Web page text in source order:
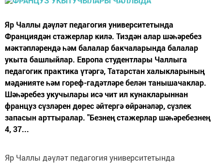
Яр Чаллы дәүләт педагогия университетында
Франциядән стажерлар килә. Тиздән алар шәһәребез
мәктәпләрендә һәм балалар бакчаларында балалар
укыта башлыйлар. Европа студентлары Чаллыга
педагогик практика үтәргә, Татарстан халыкларының
мәдәнияте һәм гореф-гадәтләре белән танышачаклар.
Шәһәребез укучылары исә чит ил кунакларыннан
француз сүзләрен дөрес әйтергә өйрәнәләр, сүзлек
запасын арттыралар. "Безнең стажерлар шәһәребезнең
4, 37...
Яр Чаллы дәүләт педагогия университетында